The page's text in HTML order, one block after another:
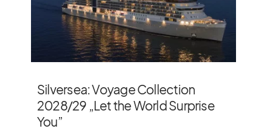
Silversea: Voyage Collection
2028/​29 „Let the World Surprise
You”